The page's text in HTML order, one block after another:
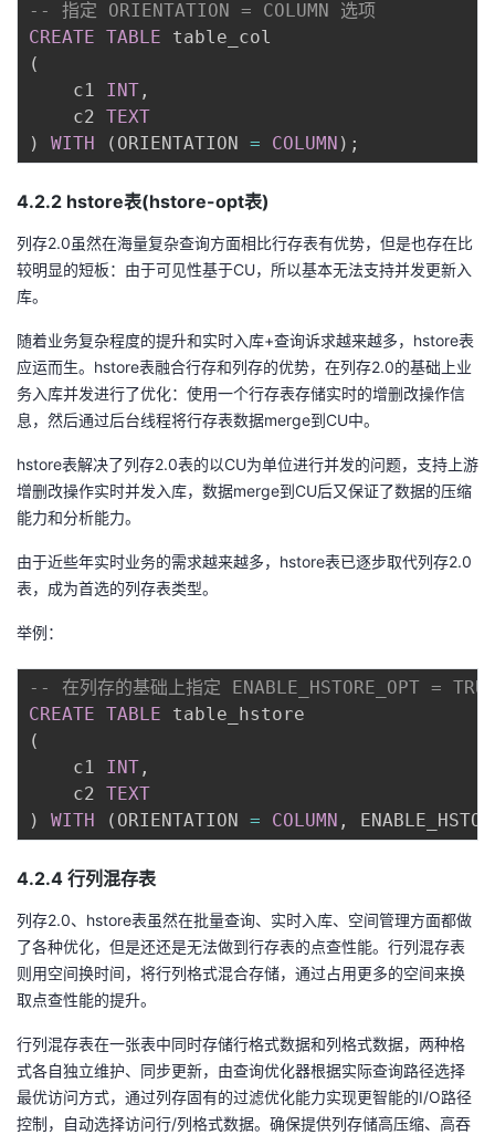
-- 指定 ORIENTATION = COLUMN 选项
CREATE TABLE
(
    c1
INT ,
    c2
TEXT
)
WITH ( ORIENTATION = COLUMN ) ;
4.2.2 hstore表(hstore-opt表)
列存2.0虽然在海量复杂查询方面相比行存表有优势，但是也存在比
较明显的短板：由于可见性基于CU，所以基本无法支持并发更新入
库。
随着业务复杂程度的提升和实时入库+查询诉求越来越多，hstore表
应运而生。hstore表融合行存和列存的优势，在列存2.0的基础上业
务入库并发进行了优化：使用一个行存表存储实时的增删改操作信
息，然后通过后台线程将行存表数据merge到CU中。
hstore表解决了列存2.0表的以CU为单位进行并发的问题，支持上游
增删改操作实时并发入库，数据merge到CU后又保证了数据的压缩
能力和分析能力。
由于近些年实时业务的需求越来越多，hstore表已逐步取代列存2.0
表，成为首选的列存表类型。
举例：
-- 在列存的基础上指定 ENABLE_HSTORE_OPT =
CREATE TABLE
(
    c1
INT ,
    c2
TEXT
)
WITH ( ORIENTATION = COLUMN ,
4.2.4 行列混存表
列存2.0、hstore表虽然在批量查询、实时入库、空间管理方面都做
了各种优化，但是还还是无法做到行存表的点查性能。行列混存表
则用空间换时间，将行列格式混合存储，通过占用更多的空间来换
取点查性能的提升。
行列混存表在一张表中同时存储行格式数据和列格式数据，两种格
式各自独立维护、同步更新，由查询优化器根据实际查询路径选择
最优访问方式，通过列存固有的过滤优化能力实现更智能的I/O路径
控制，自动选择访问行/列格式数据。确保提供列存储高压缩、高吞